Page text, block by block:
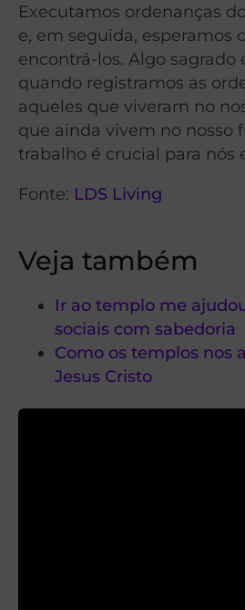
Executamos ordenanças
e, em seguida, esperamos
encontrá-los. Algo sagrado
quando registramos as
aqueles que viveram no
que ainda vivem no nosso
trabalho é crucial para nós
Fonte: LDS Living
Veja também
Ir ao templo me
sociais com sabedoria
Como os templos nos
Jesus Cristo